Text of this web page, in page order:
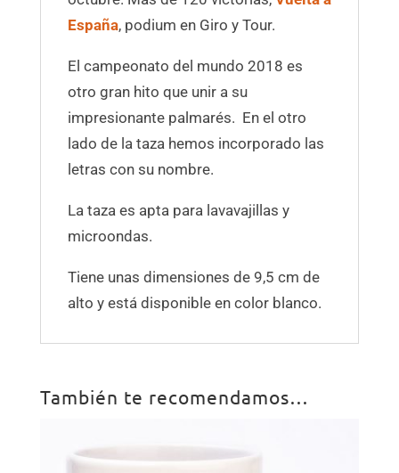
España, podium en Giro y Tour.
El campeonato del mundo 2018 es
otro gran hito que unir a su
impresionante palmarés. En el otro
lado de la taza hemos incorporado las
letras con su nombre.
La taza es apta para lavavajillas y
microondas.
Tiene unas dimensiones de 9,5 cm de
alto y está disponible en color blanco.
También te recomendamos…